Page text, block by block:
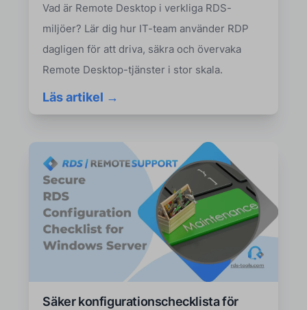
Vad är Remote Desktop i verkliga RDS-
miljöer? Lär dig hur IT-team använder RDP
dagligen för att driva, säkra och övervaka
Remote Desktop-tjänster i stor skala.
Läs artikel →
Säker konfigurationschecklista för